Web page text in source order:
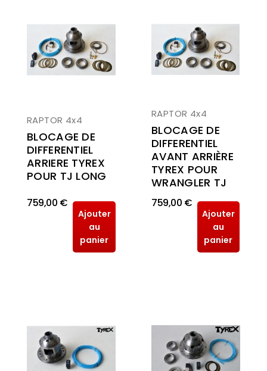
RAPTOR 4x4
BLOCAGE DE
DIFFERENTIEL
ARRIERE TYREX
POUR TJ LONG
759,00 €
Ajouter
au
panier
RAPTOR 4x4
BLOCAGE DE
DIFFERENTIEL
AVANT ARRIÈRE
TYREX POUR
WRANGLER TJ
759,00 €
Ajouter
au
panier